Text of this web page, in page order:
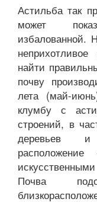
Астильба так
может
избалованной.
найти
почву
лета (май-
клумбу с
строений, в
деревьев и
Почва